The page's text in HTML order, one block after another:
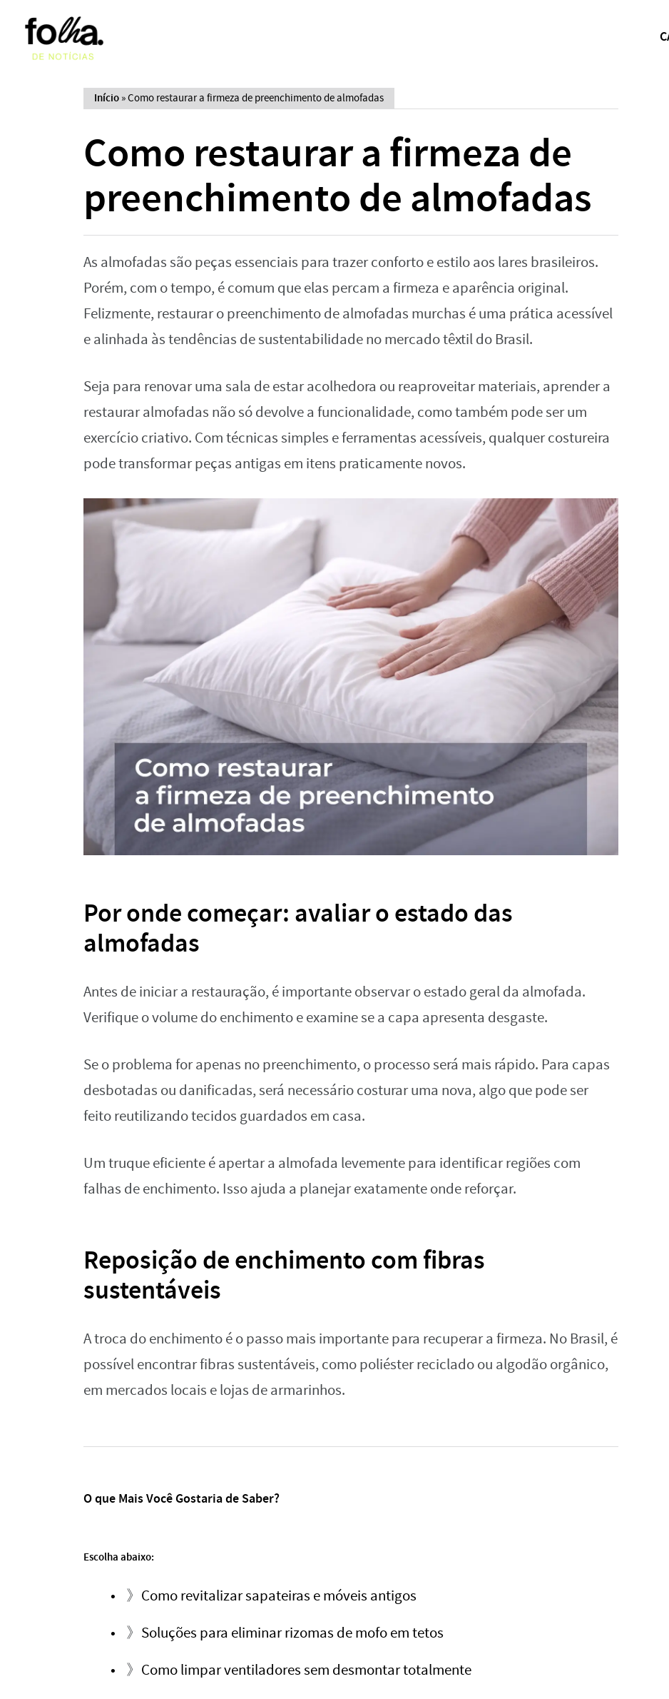
Início »Como restaurar a firmeza de preenchimento de almofadas
Como restaurar a firmeza de
preenchimento de almofadas
As almofadas são peças essenciais para trazer conforto e estilo aos lares brasileiros.
Porém, com o tempo, é comum que elas percam a firmeza e aparência original.
Felizmente, restaurar o preenchimento de almofadas murchas é uma prática acessível
e alinhada às tendências de sustentabilidade no mercado têxtil do Brasil.
Seja para renovar uma sala de estar acolhedora ou reaproveitar materiais, aprender a
restaurar almofadas não só devolve a funcionalidade, como também pode ser um
exercício criativo. Com técnicas simples e ferramentas acessíveis, qualquer costureira
pode transformar peças antigas em itens praticamente novos.
Por onde começar: avaliar o estado das
almofadas
Antes de iniciar a restauração, é importante observar o estado geral da almofada.
Verifique o volume do enchimento e examine se a capa apresenta desgaste.
Se o problema for apenas no preenchimento, o processo será mais rápido. Para capas
desbotadas ou danificadas, será necessário costurar uma nova, algo que pode ser
feito reutilizando tecidos guardados em casa.
Um truque eficiente é apertar a almofada levemente para identificar regiões com
falhas de enchimento. Isso ajuda a planejar exatamente onde reforçar.
Reposição de enchimento com fibras
sustentáveis
A troca do enchimento é o passo mais importante para recuperar a firmeza. No Brasil, é
possível encontrar fibras sustentáveis, como poliéster reciclado ou algodão orgânico,
em mercados locais e lojas de armarinhos.
O que Mais Você Gostaria de Saber?
Escolha abaixo:
》 Como revitalizar sapateiras e móveis antigos
》 Soluções para eliminar rizomas de mofo em tetos
》 Como limpar ventiladores sem desmontar totalmente